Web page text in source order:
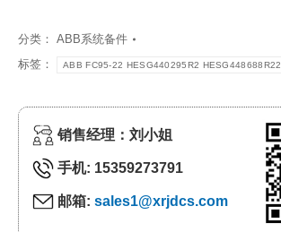
分类： ABB系统备件
标签：
ABB FC95-22 HESG440295R2 HESG448688R22
销售经理：刘小姐
手机: 15359273791
邮箱: sales1@xrjdcs.com